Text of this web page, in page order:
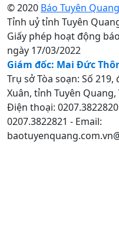
© 2020 Báo Tuyên
Tỉnh uỷ tỉnh Tuyên
Giấy phép hoạt động
ngày 17/03/2022
Giám đốc: Mai Đức
Trụ sở Tòa soạn: Số
Xuân, tỉnh Tuyên Quang,
Điện thoại:
0207.3822821 - Email: